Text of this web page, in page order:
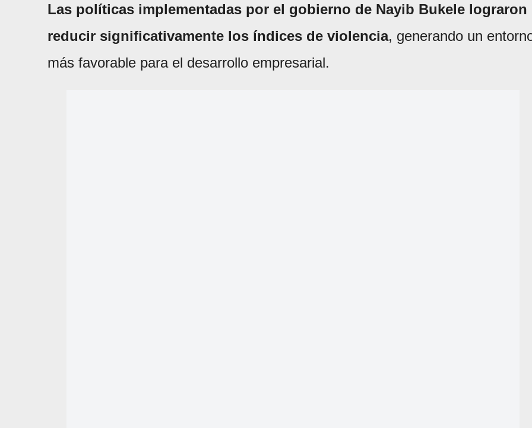
Las políticas implementadas por el gobierno de Nayib Bukele lograron
reducir significativamente los índices de violencia, generando un
más favorable para el desarrollo empresarial.